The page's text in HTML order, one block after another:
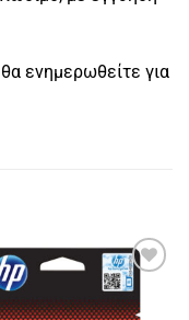
ενημερωθείτε για
Πρόσθήκη
στην